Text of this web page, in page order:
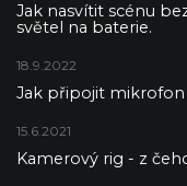
Jak nasvítit scénu
světel na baterie.
18.9.2022
Jak připojit mikrofon
15.6.2021
Kamerový rig - z